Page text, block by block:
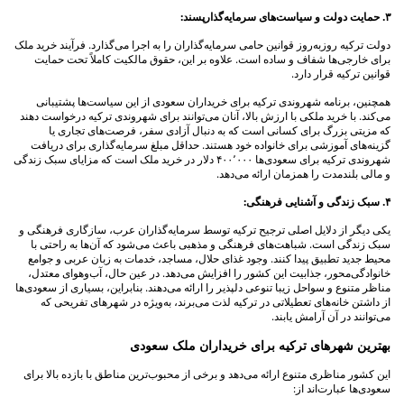
۳. حمایت دولت و سیاست‌های سرمایه‌گذارپسند:
دولت ترکیه روزبه‌روز قوانین حامی سرمایه‌گذاران را به اجرا می‌گذارد. فرآیند خرید ملک
برای خارجی‌ها شفاف و ساده است. علاوه بر این، حقوق مالکیت کاملاً تحت حمایت
قوانین ترکیه قرار دارد.
همچنین، برنامه شهروندی ترکیه برای خریداران سعودی از این سیاست‌ها پشتیبانی
می‌کند. با خرید ملکی با ارزش بالا، آنان می‌توانند برای شهروندی ترکیه درخواست دهند
که مزیتی بزرگ برای کسانی است که به دنبال آزادی سفر، فرصت‌های تجاری یا
گزینه‌های آموزشی برای خانواده خود هستند. حداقل مبلغ سرمایه‌گذاری برای دریافت
شهروندی ترکیه برای سعودی‌ها ۴۰۰٬۰۰۰ دلار در خرید ملک است که مزایای سبک زندگی
و مالی بلندمدت را همزمان ارائه می‌دهد.
۴. سبک زندگی و آشنایی فرهنگی:
یکی دیگر از دلایل اصلی ترجیح ترکیه توسط سرمایه‌گذاران عرب، سازگاری فرهنگی و
سبک زندگی است. شباهت‌های فرهنگی و مذهبی باعث می‌شود که آن‌ها به راحتی با
محیط جدید تطبیق پیدا کنند. وجود غذای حلال، مساجد، خدمات به زبان عربی و جوامع
خانوادگی‌محور، جذابیت این کشور را افزایش می‌دهد. در عین حال، آب‌وهوای معتدل،
مناظر متنوع و سواحل زیبا تنوعی دلپذیر را ارائه می‌دهند. بنابراین، بسیاری از سعودی‌ها
از داشتن خانه‌های تعطیلاتی در ترکیه لذت می‌برند، به‌ویژه در شهرهای تفریحی که
می‌توانند در آن آرامش یابند.
بهترین شهرهای ترکیه برای خریداران ملک سعودی
این کشور مناظری متنوع ارائه می‌دهد و برخی از محبوب‌ترین مناطق با بازده بالا برای
سعودی‌ها عبارت‌اند از: